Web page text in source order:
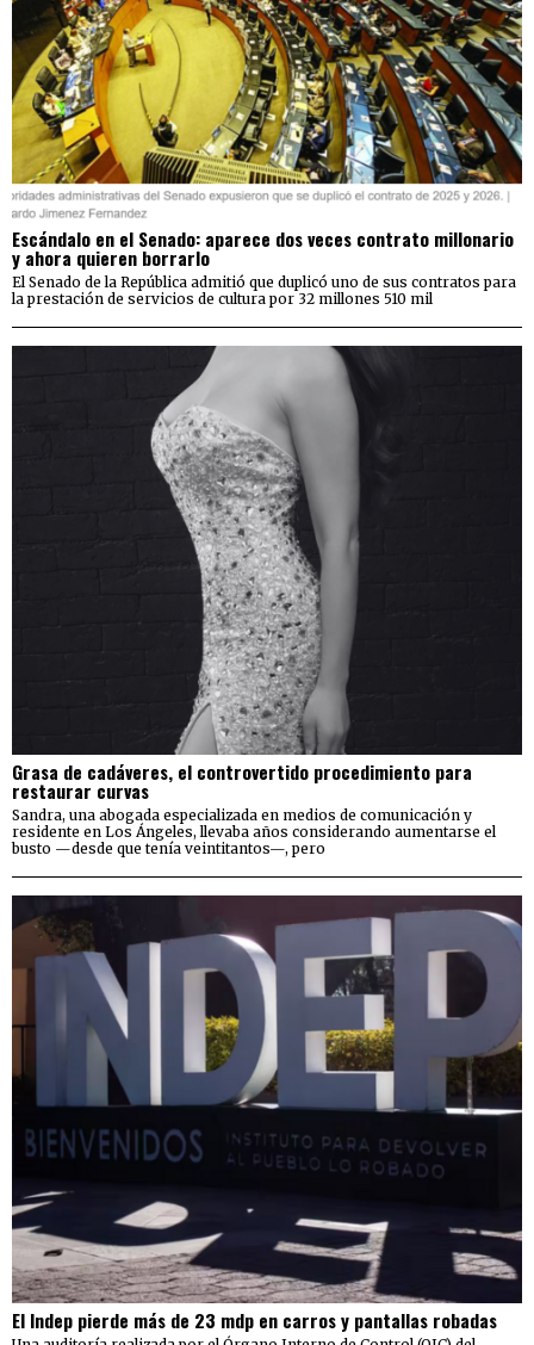
Escándalo en el Senado: aparece dos veces contrato millonario
y ahora quieren borrarlo
El Senado de la República admitió que duplicó uno de sus contratos para
la prestación de servicios de cultura por 32 millones 510 mil
Grasa de cadáveres, el controvertido procedimiento para
restaurar curvas
Sandra, una abogada especializada en medios de comunicación y
residente en Los Ángeles, llevaba años considerando aumentarse el
busto —desde que tenía veintitantos—, pero
El Indep pierde más de 23 mdp en carros y pantallas robadas